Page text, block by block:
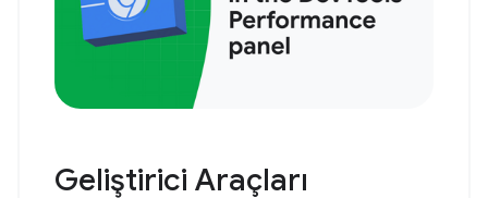
Geliştirici Araçları